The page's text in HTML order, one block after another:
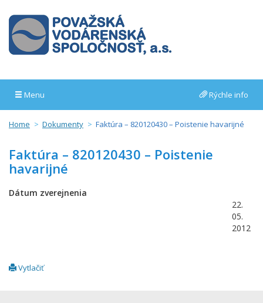
Menu Rýchle info
Home Dokumenty Faktúra – 820120430 – Poistenie havarijné
Faktúra – 820120430 – Poistenie
havarijné
Dátum zverejnenia
22.
05.
2012
Vytlačiť